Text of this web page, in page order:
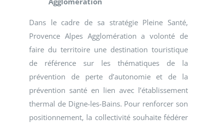
Dans le cadre de sa stratégie Pleine Santé,
Provence Alpes Agglomération a volonté de
faire du territoire une destination touristique
de référence sur les thématiques de la
prévention de perte d’autonomie et de la
prévention santé en lien avec l’établissement
thermal de Digne-les-Bains. Pour renforcer son
positionnement, la collectivité souhaite fédérer